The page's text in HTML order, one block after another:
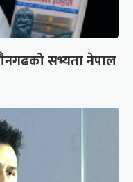
सभ्यता नेपाल